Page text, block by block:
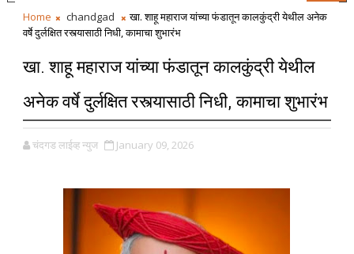
Home chandgad
खा. शाहू महाराज यांच्या फंडातून कालकुंद्री येथील अनेक
वर्षे दुर्लक्षित रस्त्यासाठी निधी, कामाचा शुभारंभ
खा. शाहू महाराज यांच्या फंडातून कालकुंद्री येथील
अनेक वर्षे दुर्लक्षित रस्त्यासाठी निधी, कामाचा शुभारंभ
चंदगड लाईव्ह न्युज January 09, 2026